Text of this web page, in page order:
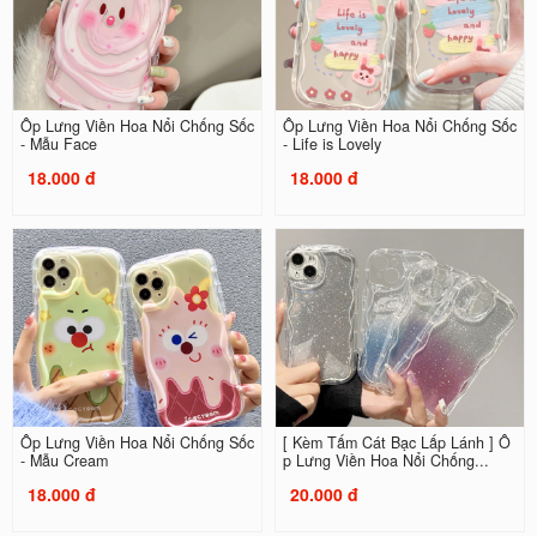
Ốp Lưng Viền Hoa Nổi Chống Sốc
- Mẫu Face
18.000 đ
Ốp Lưng Viền Hoa Nổi Chống Sốc
- Life is Lovely
18.000 đ
Ốp Lưng Viền Hoa Nổi Chống Sốc
- Mẫu Cream
18.000 đ
[ Kèm Tấm Cát Bạc Lấp Lánh ] Ố
p Lưng Viền Hoa Nổi Chống...
20.000 đ